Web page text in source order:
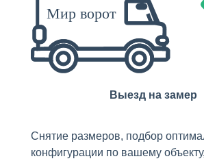
Выезд на замер
Снятие размеров, подбор
конфигурации по вашему